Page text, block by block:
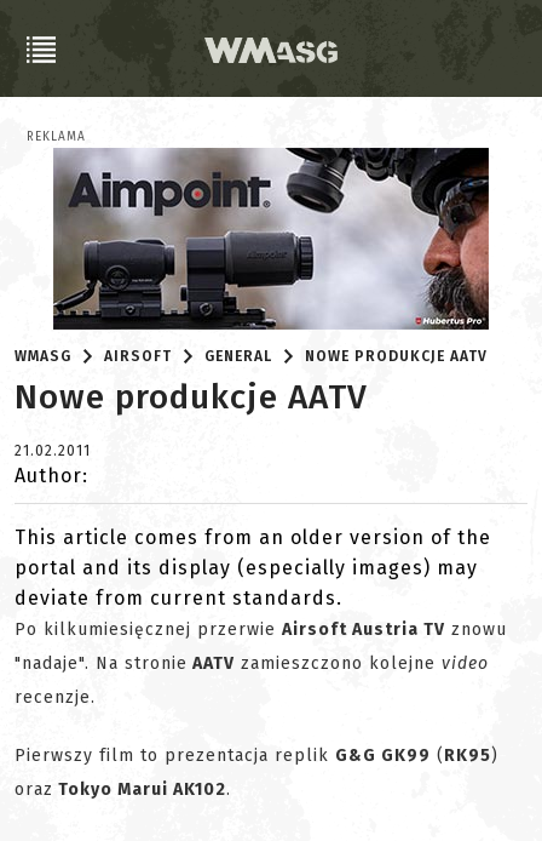
REKLAMA
WMASG AIRSOFT GENERAL NOWE PRODUKCJE AATV
Nowe produkcje AATV
21.02.2011
Author:
This article comes from an older version of the
portal and its display (especially images) may
deviate from current standards.
Po kilkumiesięcznej przerwie Airsoft Austria TV znowu
"nadaje". Na stronie AATV zamieszczono kolejne video
recenzje.
Pierwszy film to prezentacja replik G&G GK99 (RK95)
oraz Tokyo Marui AK102.